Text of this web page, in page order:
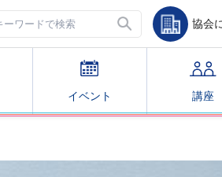
協会
イベント 講座